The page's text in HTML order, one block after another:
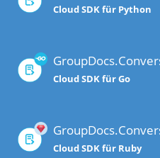
Cloud SDK für Python
Cloud SDK für Go
Cloud SDK für Ruby